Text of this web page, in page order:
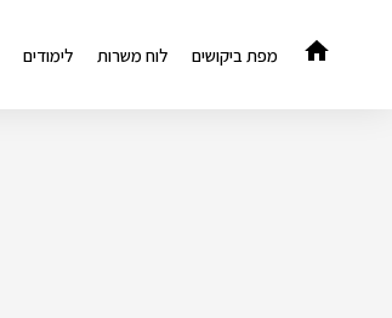
מפת ביקושים לוח משרות לימודים